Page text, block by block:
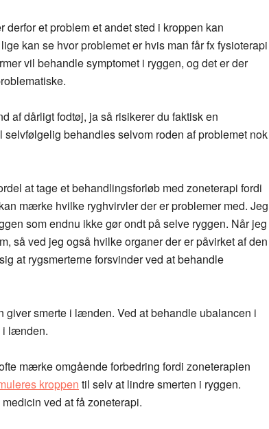
derfor et problem et andet sted i kroppen kan
kan se hvor problemet er hvis man får fx fysioterapi
vil behandle symptomet i ryggen, og det er der
af dårligt fodtøj, ja så risikerer du faktisk en
behandles selvom roden af problemet nok
at tage et behandlingsforløb med zoneterapi fordi
mærke hvilke ryghvirvler der er problemer med. Jeg
som endnu ikke gør ondt på selve ryggen. Når jeg
så ved jeg også hvilke organer der er påvirket af den
at rygsmerterne forsvinder ved at behandle
giver smerte i lænden. Ved at behandle ubalancen i
i lænden.
mærke omgående forbedring fordi zoneterapien
kroppen til selv at lindre smerten i ryggen.
ved at få zoneterapi.